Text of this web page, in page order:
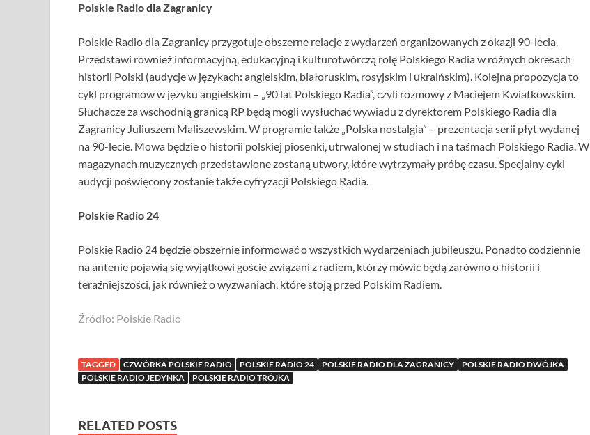
Polskie Radio dla Zagranicy
Polskie Radio dla Zagranicy przygotuje obszerne relacje z wydarzeń organizowanych z okazji 90-lecia.
Przedstawi również informacyjną, edukacyjną i kulturotwórczą rolę Polskiego Radia w różnych okresach
historii Polski (audycje w językach: angielskim, białoruskim, rosyjskim i ukraińskim). Kolejna propozycja to
cykl programów w języku angielskim – „90 lat Polskiego Radia”, czyli rozmowy z Maciejem Kwiatkowskim.
Słuchacze za wschodnią granicą RP będą mogli wysłuchać wywiadu z dyrektorem Polskiego Radia dla
Zagranicy Juliuszem Maliszewskim. W programie także „Polska nostalgia” – prezentacja serii płyt wydanej
na 90-lecie. Mowa będzie o historii polskiej piosenki, utrwalonej w studiach i na taśmach Polskiego Radia. W
magazynach muzycznych przedstawione zostaną utwory, które wytrzymały próbę czasu. Specjalny cykl
audycji poświęcony zostanie także cyfryzacji Polskiego Radia.
Polskie Radio 24
Polskie Radio 24 będzie obszernie informować o wszystkich wydarzeniach jubileuszu. Ponadto codziennie
na antenie pojawią się wyjątkowi goście związani z radiem, którzy mówić będą zarówno o historii i
teraźniejszości, jak również o wyzwaniach, które stoją przed Polskim Radiem.
Źródło: Polskie Radio
TAGGED CZWÓRKA POLSKIE RADIO POLSKIE RADIO 24 POLSKIE RADIO DLA ZAGRANICY
POLSKIE RADIO DWÓJKA
POLSKIE RADIO JEDYNKA
POLSKIE RADIO TRÓJKA
RELATED POSTS